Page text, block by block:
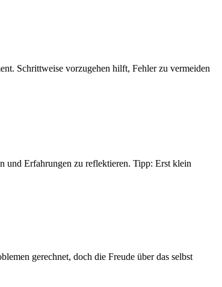
Schrittweise vorzugehen hilft, Fehler zu vermeiden
und Erfahrungen zu reflektieren. Tipp: Erst klein
gerechnet, doch die Freude über das selbst